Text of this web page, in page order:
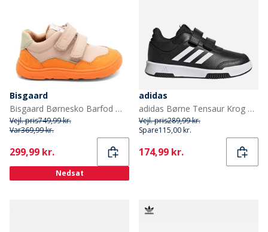
Bisgaard
Bisgaard Børnesko Barfod Morten Orange
Vejl. pris749,99 kr.
Var369,99 kr.
Current
299,99 kr.
Nedsat
adidas
adidas Børne Tensaur Krog Og Løkke Velcro Træningssko Core Black/Cloud White/Core Black
Vejl. pris289,99 kr.
Spare115,00 kr.
Current
174,99 kr.